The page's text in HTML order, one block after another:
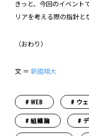
きっと、今回のイベント
リアを考える際の指針と
（おわり）
文 ＝ 新國翔大
WEB ウ
組織論